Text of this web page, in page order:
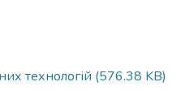
технологій (576.38 KB)